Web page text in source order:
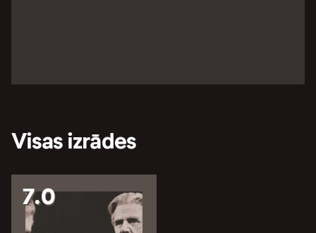
Visas izrādes
7.0